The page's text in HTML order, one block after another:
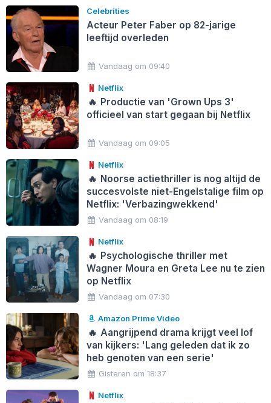
Celebrities
Acteur Peter Faber op 82-jarige
leeftijd overleden
Vandaag om 09:40
Netflix
🔥 Productie van 'Grown Ups 3'
officieel van start gegaan bij Netflix
Vandaag om 09:05
Netflix
🔥 Noorse actiethriller is nog altijd de
succesvolste niet-Engelstalige film op
Netflix: 'Verbazingwekkend'
Vandaag om 08:19
Netflix
🔥 Psychologische thriller met
Wagner Moura en Greta Lee nu te zien
op Netflix
Vandaag om 07:30
Amazon Prime Video
🔥 Aangrijpend drama krijgt veel lof
van kijkers: 'Lang geleden dat ik zo
heb genoten van een serie'
Gisteren om 18:37
Netflix